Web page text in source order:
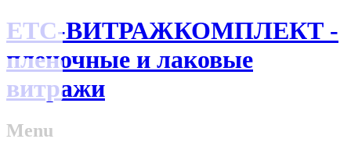
ЕТС-ВИТРАЖКОМПЛЕКТ -
пленочные и лаковые
витражи
Menu